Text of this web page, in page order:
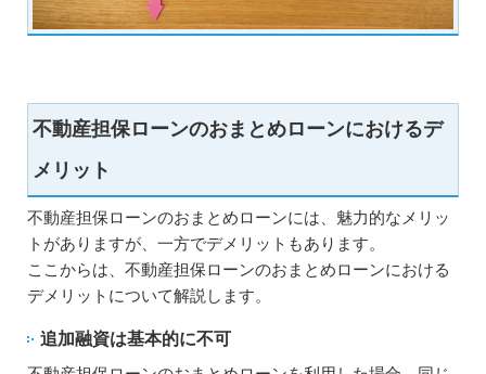
不動産担保ローンのおまとめローンにおけるデ
メリット
不動産担保ローンのおまとめローンには、魅力的なメリッ
トがありますが、一方でデメリットもあります。
ここからは、不動産担保ローンのおまとめローンにおける
デメリットについて解説します。
追加融資は基本的に不可